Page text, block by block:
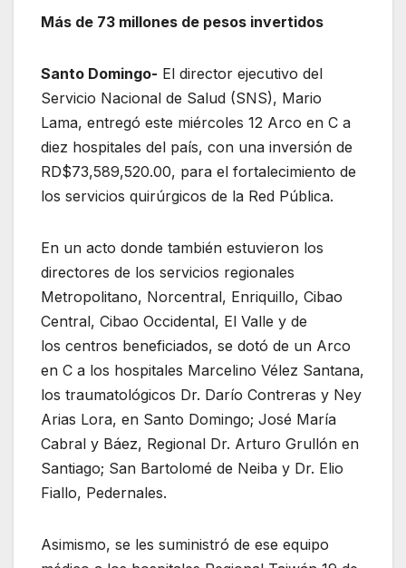
Más de 73 millones de pesos invertidos
Santo Domingo- El director ejecutivo del
Servicio Nacional de Salud (SNS), Mario
Lama, entregó este miércoles 12 Arco en C a
diez hospitales del país, con una inversión de
RD$73,589,520.00, para el fortalecimiento de
los servicios quirúrgicos de la Red Pública.
En un acto donde también estuvieron los
directores de los servicios regionales
Metropolitano, Norcentral, Enriquillo, Cibao
Central, Cibao Occidental, El Valle y de
los centros beneficiados, se dotó de un Arco
en C a los hospitales Marcelino Vélez Santana,
los traumatológicos Dr. Darío Contreras y Ney
Arias Lora, en Santo Domingo; José María
Cabral y Báez, Regional Dr. Arturo Grullón en
Santiago; San Bartolomé de Neiba y Dr. Elio
Fiallo, Pedernales.
Asimismo, se les suministró de ese equipo